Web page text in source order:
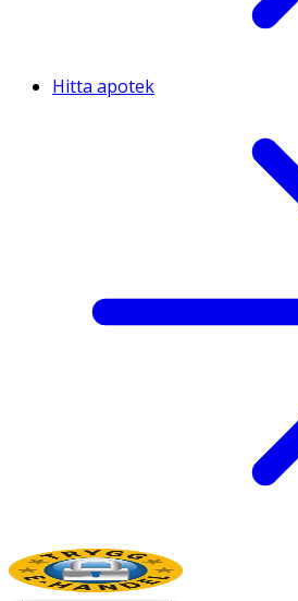
Hitta apotek